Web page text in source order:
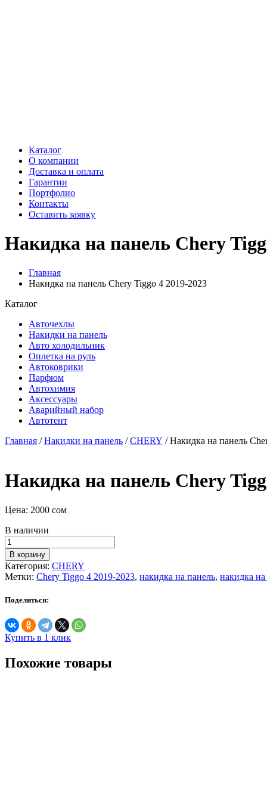
Каталог
О компании
Доставка и оплата
Гарантии
Портфолио
Контакты
Оставить заявку
Накидка на панель Chery
Главная
Накидка на панель Chery Tiggo 4 2019-2023
Каталог
Авточехлы
Накидки на панель
Авто холодильник
Оплетка на руль
Автоковрики
Парфюм
Автохимия
Аксессуары
Аварийный набор
Автотент
Главная /Накидки на панель /CHERY / Накидка на панель
Накидка на панель Chery
Цена: 2000 сом
В наличии
Количество
товара
Накидка
на
панель
Tiggo
2019-
2023
В корзину
Категория: CHERY
Метки: Chery Tiggo 4 2019-2023, накидка на панель, накидка
Поделиться:
Купить в 1 клик
Похожие товары